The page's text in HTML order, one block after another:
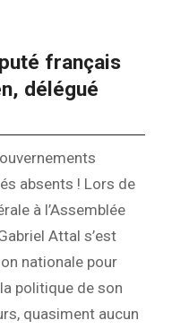
français
délégué
absents ! Lors de
à l’Assemblée
Attal s’est
nationale pour
politique de son
quasiment aucun